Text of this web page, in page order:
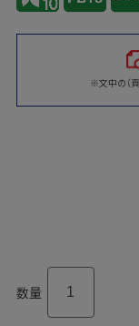
※文中の（頁
数量